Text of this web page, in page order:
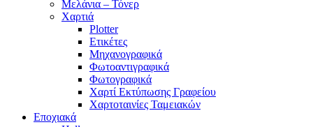
Μελάνια – Τόνερ
Χαρτιά
Plotter
Ετικέτες
Μηχανογραφικά
Φωτοαντιγραφικά
Φωτογραφικά
Χαρτί Εκτύπωσης Γραφείου
Χαρτοταινίες Ταμειακών
Εποχιακά